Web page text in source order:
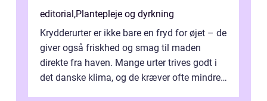
editorial ,Plantepleje og dyrkning
Krydderurter er ikke bare en fryd for øjet – de
giver også friskhed og smag til maden
direkte fra haven. Mange urter trives godt i
det danske klima, og de kræver ofte mindre